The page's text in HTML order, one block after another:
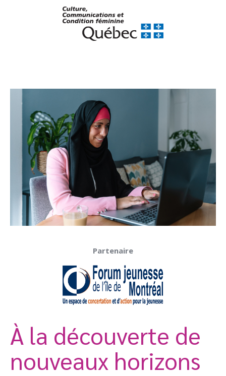
Partenaire
À la découverte de
nouveaux horizons